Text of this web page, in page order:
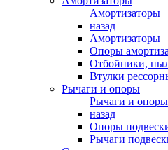
Амортизаторы
назад
Амортизаторы
Опоры
Отбойники,
Втулки
Рычаги и опоры
Рычаги и опоры
назад
Опоры
Рычаги